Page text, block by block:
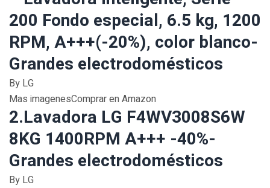
200 Fondo especial, 6.5 kg, 1200
RPM, A+++(-20%), color blanco-
Grandes electrodomésticos
By LG
Mas imagenesComprar en Amazon
2.Lavadora LG F4WV3008S6W
8KG 1400RPM A+++ -40%-
Grandes electrodomésticos
By LG